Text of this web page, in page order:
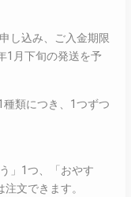
し込み、ご入金期限
1月下旬の発送を予
類につき、1つずつ
」1つ、「おやす
文できます。